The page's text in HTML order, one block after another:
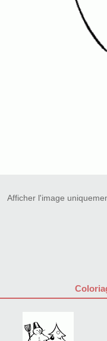
Afficher l'image